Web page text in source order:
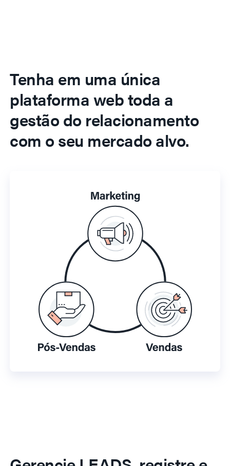
Tenha em uma única
plataforma web toda a
gestão do relacionamento
com o seu mercado alvo.